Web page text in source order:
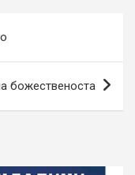
божественоста